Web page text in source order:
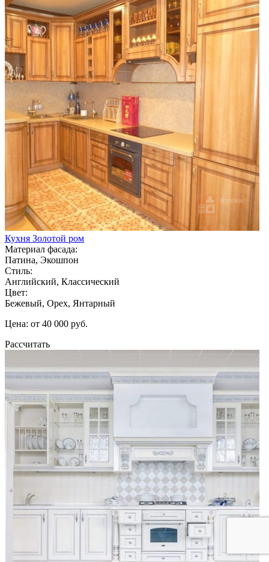
Кухня Золотой ром
Материал фасада:
Патина, Экошпон
Стиль:
Английский, Классический
Цвет:
Бежевый, Орех, Янтарный
Цена: от 40 000 руб.
Рассчитать